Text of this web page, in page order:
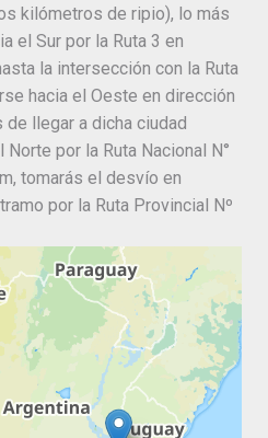
kilómetros de ripio), lo más
el Sur por la Ruta 3 en
la intersección con la Ruta
hacia el Oeste en dirección
de llegar a dicha ciudad
por la Ruta Nacional N°
tomarás el desvío en
por la Ruta Provincial Nº